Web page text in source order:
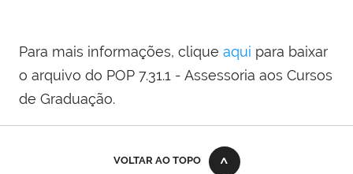
Para mais informações, clique aqui para baixar
o arquivo do POP 7.31.1 - Assessoria aos Cursos
de Graduação.
VOLTAR AO TOPO